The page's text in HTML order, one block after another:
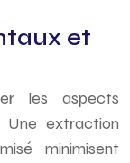
et
les aspects
Une extraction
minimisent